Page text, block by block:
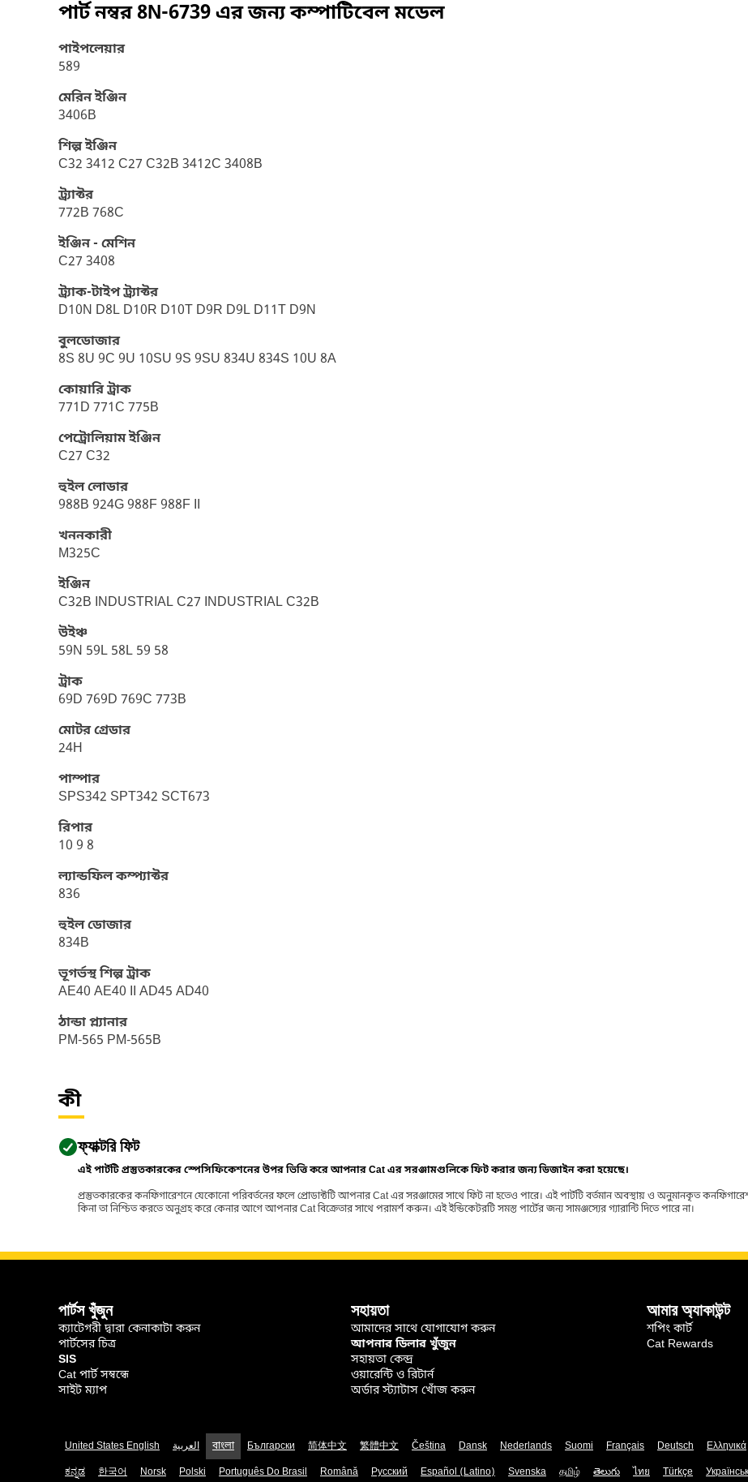
পার্ট নম্বর8N-6739এর জন্য কম্পাটিবেল মডেল
পাইপলেয়ার
589
মেরিন ইঞ্জিন
3406B
শিল্প ইঞ্জিন
C32 3412 C27 C32B 3412C 3408B
ট্র্যাক্টর
772B 768C
ইঞ্জিন - মেশিন
C27 3408
ট্র্যাক-টাইপ ট্র্যাক্টর
D10N D8L D10R D10T D9R D9L D11T D9N
বুলডোজার
8S 8U 9C 9U 10SU 9S 9SU 834U 834S 10U 8A
কোয়ারি ট্রাক
771D 771C 775B
পেট্রোলিয়াম ইঞ্জিন
C27 C32
হুইল লোডার
988B 924G 988F 988F II
খননকারী
M325C
ইঞ্জিন
C32B INDUSTRIAL C27 INDUSTRIAL C32B
উইঞ্চ
59N 59L 58L 59 58
ট্রাক
69D 769D 769C 773B
মোটর গ্রেডার
24H
পাম্পার
SPS342 SPT342 SCT673
রিপার
10 9 8
ল্যান্ডফিল কম্প্যাক্টর
836
হুইল ডোজার
834B
ভূগর্ভস্থ শিল্প ট্রাক
AE40 AE40 II AD45 AD40
ঠান্ডা প্ল্যানার
PM-565 PM-565B
কী
ফ্যাক্টরি ফিট
এই পার্টটি প্রস্তুতকারকের স্পেসিফিকেশনের উপর ভিত্তি করে আপনার Cat এর সরঞ্জামগুলিকে ফিট করার জন্য ডিজাইন করা হয়েছে।
প্রস্তুতকারকের কনফিগারেশনে যেকোনো পরিবর্তনের ফলে প্রোডাক্টটি আপনার Cat এর সরঞ্জামের সাথে ফিট না হতেও পারে। এই পার্টটি বর্তমান অবস্থায় ও অনুমানকৃত
কিনা তা নিশ্চিত করতে অনুগ্রহ করে কেনার আগে আপনার Cat বিক্রেতার সাথে পরামর্শ করুন। এই ইন্ডিকেটরটি সমস্ত পার্টের জন্য সামঞ্জস্যের গ্যারান্টি দিতে পারে না।
পার্টস খুঁজুন
ক্যাটেগরী দ্বারা কেনাকাটা করুন
পার্টসের চিত্র
SIS
Cat পার্ট সম্বন্ধে
সাইট ম্যাপ
সহায়তা
আমাদের সাথে যোগাযোগ করুন
আপনার ডিলার খুঁজুন
সহায়তা কেন্দ্র
ওয়ারেন্টি ও রিটার্ন
অর্ডার স্ট্যাটাস খোঁজ করুন
আমার অ্যাকাউন্ট
শপিং কার্ট
Cat Rewards
United States English العربية বাংলা Български 简体中文 繁體中文 Čeština Dansk Nederlands Suomi Français Deutsch Ελληνικά
ಕನ್ನಡ
한국어 Norsk Polski Português Do Brasil Română Русский Español (Latino) Svenska தமிழ் తెలుగు ไทย Türkçe